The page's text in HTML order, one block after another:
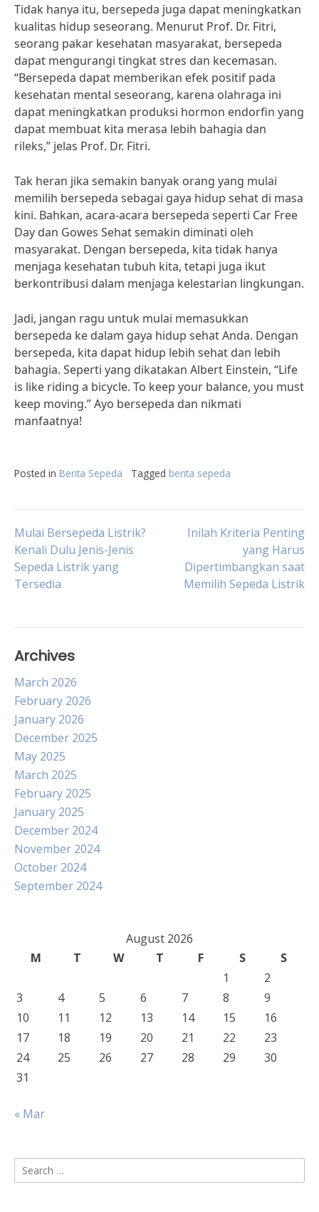
Tidak hanya itu, bersepeda juga dapat meningkatkan
kualitas hidup seseorang. Menurut Prof. Dr. Fitri,
seorang pakar kesehatan masyarakat, bersepeda
dapat mengurangi tingkat stres dan kecemasan.
“Bersepeda dapat memberikan efek positif pada
kesehatan mental seseorang, karena olahraga ini
dapat meningkatkan produksi hormon endorfin yang
dapat membuat kita merasa lebih bahagia dan
rileks,” jelas Prof. Dr. Fitri.
Tak heran jika semakin banyak orang yang mulai
memilih bersepeda sebagai gaya hidup sehat di masa
kini. Bahkan, acara-acara bersepeda seperti Car Free
Day dan Gowes Sehat semakin diminati oleh
masyarakat. Dengan bersepeda, kita tidak hanya
menjaga kesehatan tubuh kita, tetapi juga ikut
berkontribusi dalam menjaga kelestarian lingkungan.
Jadi, jangan ragu untuk mulai memasukkan
bersepeda ke dalam gaya hidup sehat Anda. Dengan
bersepeda, kita dapat hidup lebih sehat dan lebih
bahagia. Seperti yang dikatakan Albert Einstein, “Life
is like riding a bicycle. To keep your balance, you must
keep moving.” Ayo bersepeda dan nikmati
manfaatnya!
Posted in Berita Sepeda Tagged berita sepeda
Post
navigation
Mulai Bersepeda Listrik?
Kenali Dulu Jenis-Jenis
Sepeda Listrik yang
Tersedia
Inilah Kriteria Penting
yang Harus
Dipertimbangkan saat
Memilih Sepeda Listrik
Archives
March 2026
February 2026
January 2026
December 2025
May 2025
March 2025
February 2025
January 2025
December 2024
November 2024
October 2024
September 2024
August 2026
M
T W T F S
S
1
2
3
4 5 6 7 8
9
10
11 12 13 14 15
16
17
18 19 20 21 22
23
24
25 26 27 28 29
30
31
« Mar
Search
for: